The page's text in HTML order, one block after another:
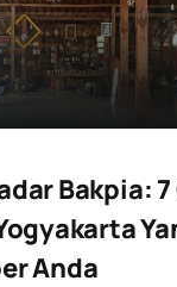
Bakpia:
Anda